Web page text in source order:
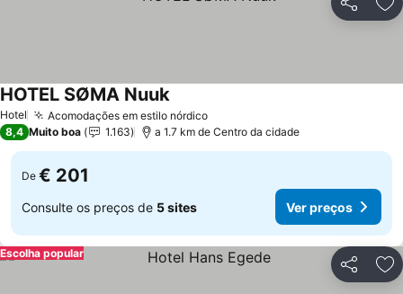
Partilhar
Hotel Acomodações em estilo nórdicoVer preços
HOTEL SØMA NuukVer preços
8,4 Muito boa 1.163 a 1.7 km de Centro da cidade
De € 201
Consulte os preços de 5 sites Ver preços
Partilhar
Escolha popular